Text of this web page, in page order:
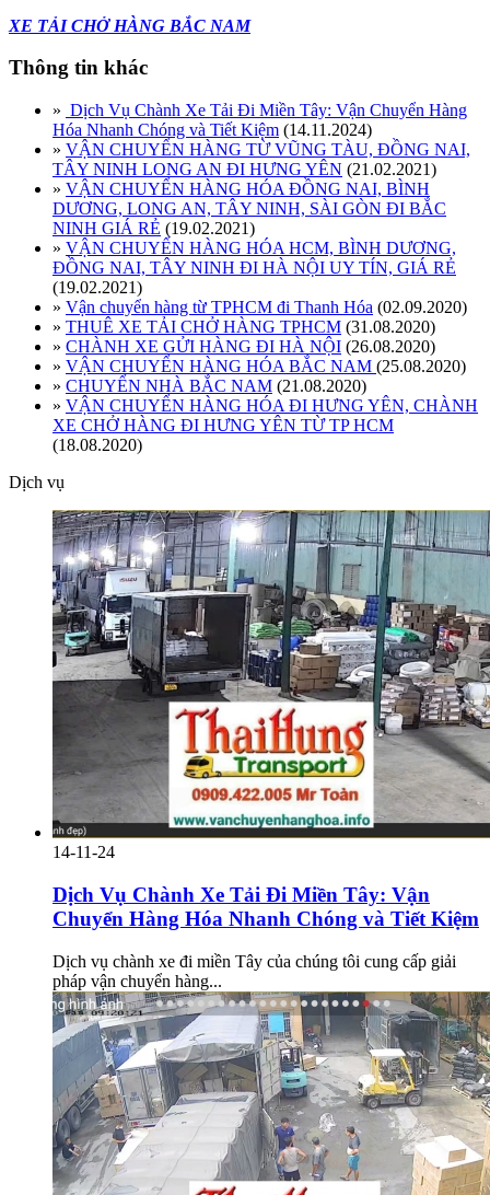
XE TẢI CHỞ HÀNG BẮC NAM
Thông tin khác
» Dịch Vụ Chành Xe Tải Đi Miền Tây: Vận Chuyển Hàng
Hóa Nhanh Chóng và Tiết Kiệm (14.11.2024)
» VẬN CHUYỂN HÀNG TỪ VŨNG TÀU, ĐỒNG NAI,
TÂY NINH LONG AN ĐI HƯNG YÊN (21.02.2021)
» VẬN CHUYỂN HÀNG HÓA ĐỒNG NAI, BÌNH
DƯƠNG, LONG AN, TÂY NINH, SÀI GÒN ĐI BẮC
NINH GIÁ RẺ (19.02.2021)
» VẬN CHUYỂN HÀNG HÓA HCM, BÌNH DƯƠNG,
ĐỒNG NAI, TÂY NINH ĐI HÀ NỘI UY TÍN, GIÁ RẺ
(19.02.2021)
» Vận chuyển hàng từ TPHCM đi Thanh Hóa (02.09.2020)
» THUÊ XE TẢI CHỞ HÀNG TPHCM (31.08.2020)
» CHÀNH XE GỬI HÀNG ĐI HÀ NỘI (26.08.2020)
» VẬN CHUYỂN HÀNG HÓA BẮC NAM (25.08.2020)
» CHUYỂN NHÀ BẮC NAM (21.08.2020)
» VẬN CHUYỂN HÀNG HÓA ĐI HƯNG YÊN, CHÀNH
XE CHỞ HÀNG ĐI HƯNG YÊN TỪ TP HCM
(18.08.2020)
Dịch vụ
14-11-24
Dịch Vụ Chành Xe Tải Đi Miền Tây: Vận
Chuyển Hàng Hóa Nhanh Chóng và Tiết Kiệm
Dịch vụ chành xe đi miền Tây của chúng tôi cung cấp giải
pháp vận chuyển hàng...